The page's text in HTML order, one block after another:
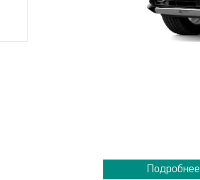
Подробнее